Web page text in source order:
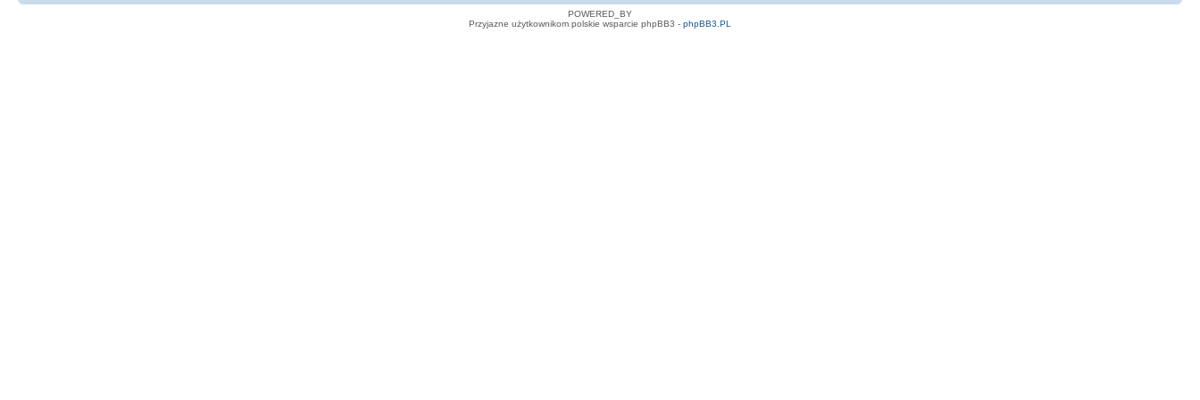
POWERED_BY
Przyjazne użytkownikom polskie wsparcie phpBB3 - phpBB3.PL